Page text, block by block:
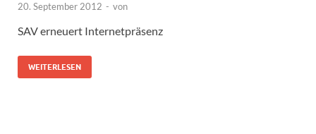
20. September 2012 - von
SAV erneuert Internetpräsenz
WEITERLESEN